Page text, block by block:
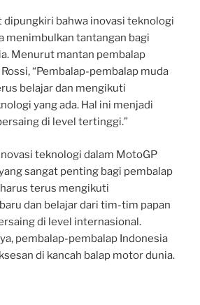
dipungkiri bahwa inovasi teknologi
menimbulkan tantangan bagi
Menurut mantan pembalap
“Pembalap-pembalap muda
belajar dan mengikuti
yang ada. Hal ini menjadi
di level tertinggi.”
teknologi dalam MotoGP
sangat penting bagi pembalap
terus mengikuti
dan belajar dari tim-tim papan
di level internasional.
pembalap-pembalap Indonesia
di kancah balap motor dunia.